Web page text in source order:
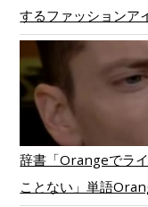
するファッションア
辞書「Orangeでラ
ことない」単語